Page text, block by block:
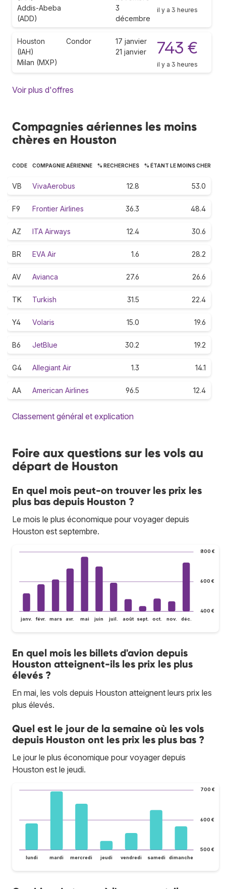
Addis-Abeba
(ADD)
3
décembre
il y a 3 heures
Houston
(IAH)
Milan (MXP)
Condor
17 janvier
21 janvier
743 €
il y a 3 heures
Voir plus d'offres
Compagnies aériennes les moins
chères en Houston
CODE COMPAGNIE AÉRIENNE % RECHERCHES % ÉTANT LE MOINS CHER
VB VivaAerobus 12.8 53.0
F9 Frontier Airlines 36.3 48.4
AZ ITA Airways 12.4 30.6
BR EVA Air 1.6 28.2
AV Avianca 27.6 26.6
TK Turkish 31.5 22.4
Y4 Volaris 15.0 19.6
B6 JetBlue 30.2 19.2
G4 Allegiant Air 1.3 14.1
AA American Airlines 96.5 12.4
Classement général et explication
Foire aux questions sur les vols au
départ de Houston
En quel mois peut-on trouver les prix les
plus bas depuis Houston ?
Le mois le plus économique pour voyager depuis
Houston est septembre.
400 €
600 €
800 €
janv. févr. mars avr. mai juin juil. août sept. oct. nov. déc.
En quel mois les billets d'avion depuis
Houston atteignent-ils les prix les plus
élevés ?
En mai, les vols depuis Houston atteignent leurs prix les
plus élevés.
Quel est le jour de la semaine où les vols
depuis Houston ont les prix les plus bas ?
Le jour le plus économique pour voyager depuis
Houston est le jeudi.
500 €
600 €
700 €
lundi mardi mercredi jeudi vendredi samedi dimanche